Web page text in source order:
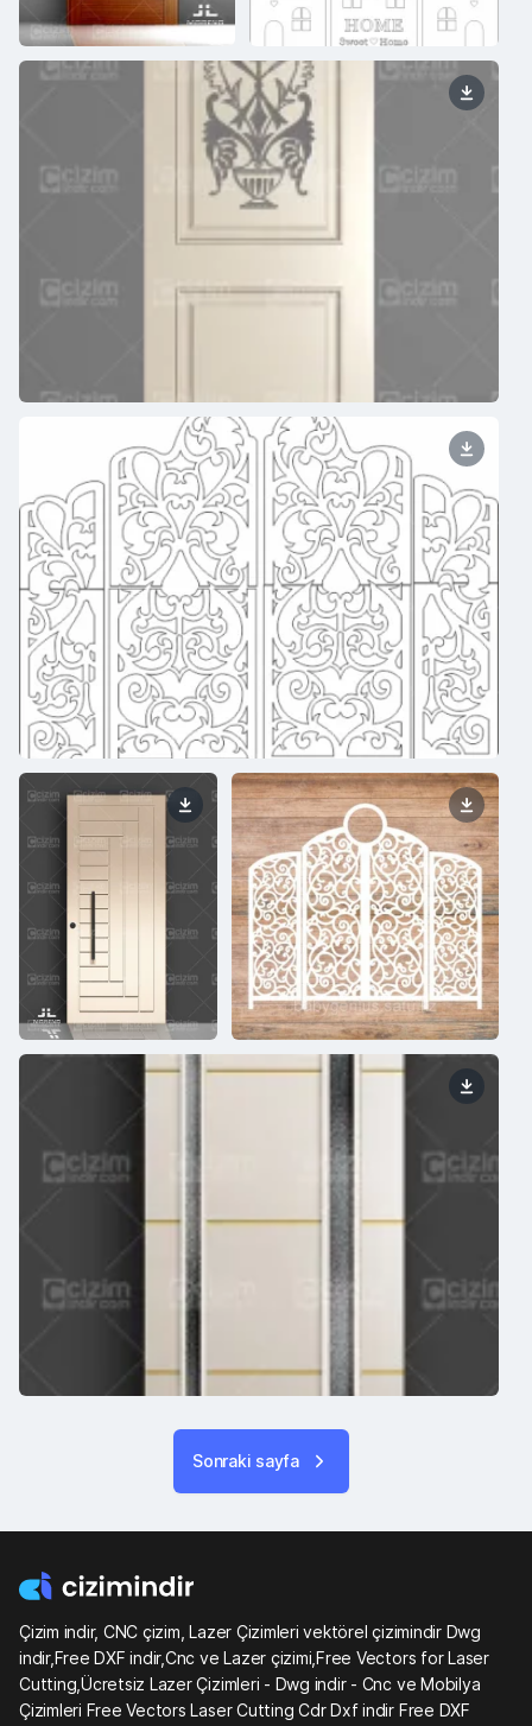
Sonraki sayfa
Çizim indir, CNC çizim, Lazer Çizimleri vektörel çizimindir Dwg
indir,Free DXF indir,Cnc ve Lazer çizimi,Free Vectors for Laser
Cutting,Ücretsiz Lazer Çizimleri - Dwg indir - Cnc ve Mobilya
Çizimleri Free Vectors Laser Cutting Cdr Dxf indir Free DXF